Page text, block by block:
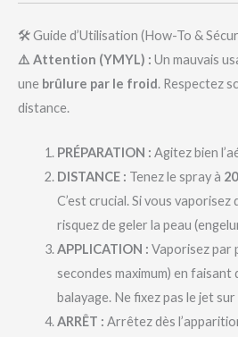
🛠️ Guide d’Utilisation (How-To &
⚠️ Attention (YMYL) : Un mauvais
une brûlure par le froid. Respectez
distance.
PRÉPARATION : Agitez bien
DISTANCE : Tenez le spray à
C’est crucial. Si vous
risquez de geler la peau
APPLICATION : Vaporisez par
secondes maximum) en faisant
balayage. Ne fixez pas le jet
ARRÊT : Arrêtez dès